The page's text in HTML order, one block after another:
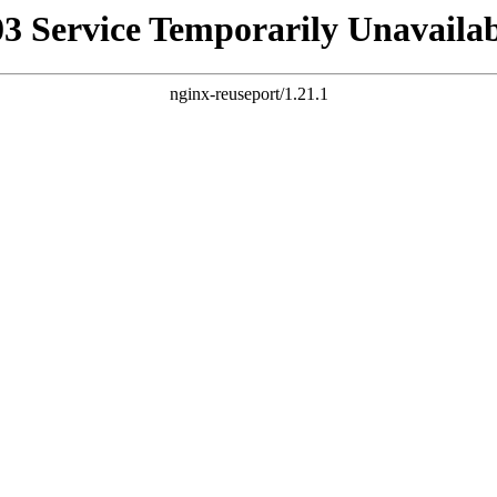
Service Temporarily
nginx-reuseport/1.21.1